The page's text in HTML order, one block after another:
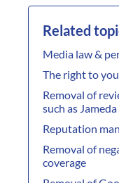
Related
Media law &
The right to
Removal of
such as Jameda
Reputation
Removal of
coverage